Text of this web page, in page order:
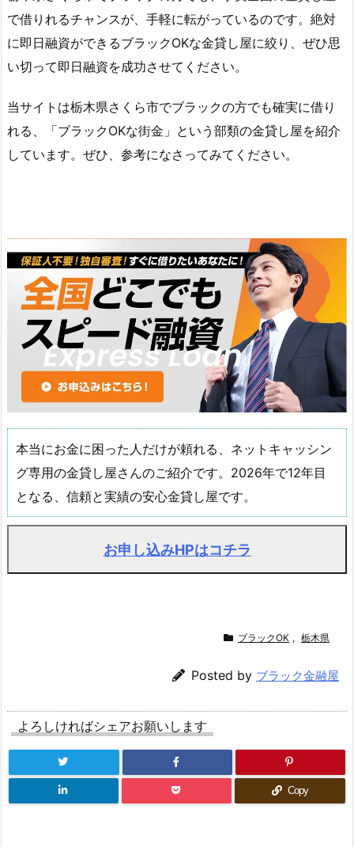
で借りれるチャンスが、手軽に転がっているのです。絶対
に即日融資ができるブラックOKな金貸し屋に絞り、ぜひ思
い切って即日融資を成功させてください。
当サイトは栃木県さくら市でブラックの方でも確実に借り
れる、「ブラックOKな街金」という部類の金貸し屋を紹介
しています。ぜひ、参考になさってみてください。
本当にお金に困った人だけが頼れる、ネットキャッシン
グ専用の金貸し屋さんのご紹介です。2026年で12年目
となる、信頼と実績の安心金貸し屋です。
お申し込みHPはコチラ
ブラックOK , 栃木県
Posted by ブラック金融屋
よろしければシェアお願いします
Copy